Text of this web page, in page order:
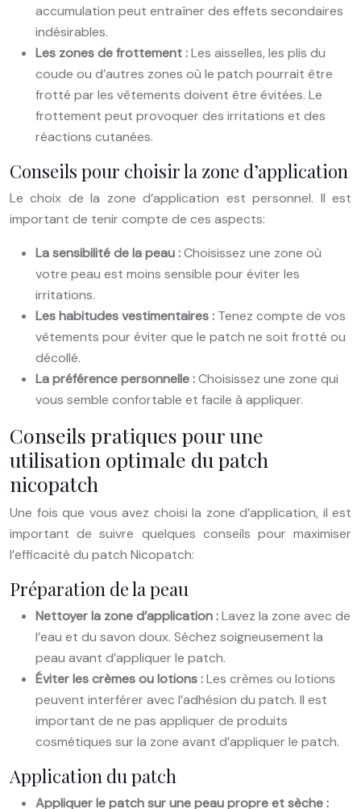
accumulation peut entraîner des effets secondaires
indésirables.
Les zones de frottement :Les aisselles, les plis du
coude ou d’autres zones où le patch pourrait être
frotté par les vêtements doivent être évitées. Le
frottement peut provoquer des irritations et des
réactions cutanées.
Conseils pour choisir la zone d’application
Le choix de la zone d’application est personnel. Il est
important de tenir compte de ces aspects:
La sensibilité de la peau :Choisissez une zone où
votre peau est moins sensible pour éviter les
irritations.
Les habitudes vestimentaires : Tenez compte de vos
vêtements pour éviter que le patch ne soit frotté ou
décollé.
La préférence personnelle :Choisissez une zone qui
vous semble confortable et facile à appliquer.
Conseils pratiques pour une
utilisation optimale du patch
nicopatch
Une fois que vous avez choisi la zone d’application, il est
important de suivre quelques conseils pour maximiser
l’efficacité du patch Nicopatch:
Préparation de la peau
Nettoyer la zone d’application :Lavez la zone avec de
l’eau et du savon doux. Séchez soigneusement la
peau avant d’appliquer le patch.
Éviter les crèmes ou lotions :Les crèmes ou lotions
peuvent interférer avec l’adhésion du patch. Il est
important de ne pas appliquer de produits
cosmétiques sur la zone avant d’appliquer le patch.
Application du patch
Appliquer le patch sur une peau propre et sèche :